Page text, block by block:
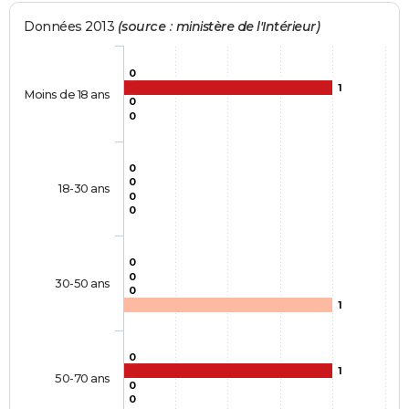
Données 2013 (source : ministère de l'Intérieur)
0
0
0
0
1
0
0
1
0
0
0
0
0
0
1
0
Moins de 18 ans
18-30 ans
30-50 ans
50-70 ans